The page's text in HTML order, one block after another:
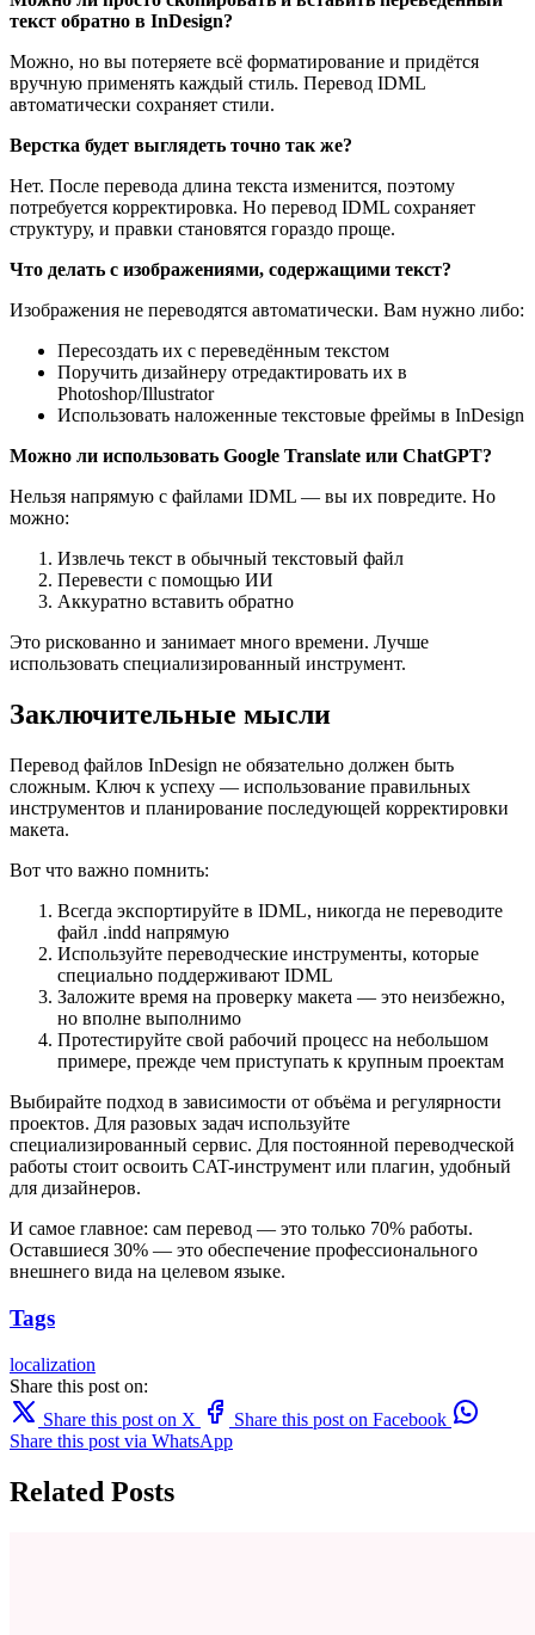
текст обратно в InDesign?
Можно, но вы потеряете всё форматирование и придётся
вручную применять каждый стиль. Перевод IDML
автоматически сохраняет стили.
Верстка будет выглядеть точно так же?
Нет. После перевода длина текста изменится, поэтому
потребуется корректировка. Но перевод IDML сохраняет
структуру, и правки становятся гораздо проще.
Что делать с изображениями, содержащими текст?
Изображения не переводятся автоматически. Вам нужно либо:
Пересоздать их с переведённым текстом
Поручить дизайнеру отредактировать их в
Photoshop/Illustrator
Использовать наложенные текстовые фреймы в InDesign
Можно ли использовать Google Translate или ChatGPT?
Нельзя напрямую с файлами IDML — вы их повредите. Но
можно:
Извлечь текст в обычный текстовый файл
Перевести с помощью ИИ
Аккуратно вставить обратно
Это рискованно и занимает много времени. Лучше
использовать специализированный инструмент.
Заключительные мысли
Перевод файлов InDesign не обязательно должен быть
сложным. Ключ к успеху — использование правильных
инструментов и планирование последующей корректировки
макета.
Вот что важно помнить:
Всегда экспортируйте в IDML, никогда не переводите
файл .indd напрямую
Используйте переводческие инструменты, которые
специально поддерживают IDML
Заложите время на проверку макета — это неизбежно,
но вполне выполнимо
Протестируйте свой рабочий процесс на небольшом
примере, прежде чем приступать к крупным проектам
Выбирайте подход в зависимости от объёма и регулярности
проектов. Для разовых задач используйте
специализированный сервис. Для постоянной переводческой
работы стоит освоить CAT-инструмент или плагин, удобный
для дизайнеров.
И самое главное: сам перевод — это только 70% работы.
Оставшиеся 30% — это обеспечение профессионального
внешнего вида на целевом языке.
Tags
localization
Share this post on:
Share this post on X
Share this post on Facebook
Share this post via WhatsApp
Related Posts